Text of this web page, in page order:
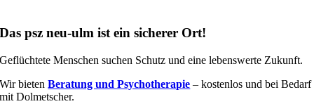
Das psz neu-ulm ist ein sicherer Ort!
Geflüchtete Menschen suchen Schutz und eine lebenswerte Zukunft.
Wir bietenBeratung und Psychotherapie – kostenlos und bei Bedarf
mit Dolmetscher.